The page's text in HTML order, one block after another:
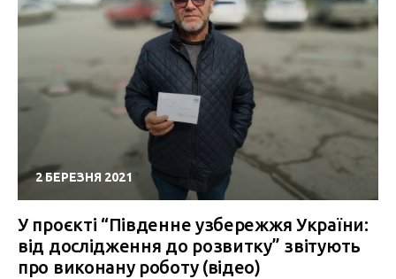
2 БЕРЕЗНЯ 2021
У проєкті “Південне узбережжя України:
від дослідження до розвитку” звітують
про виконану роботу (відео)